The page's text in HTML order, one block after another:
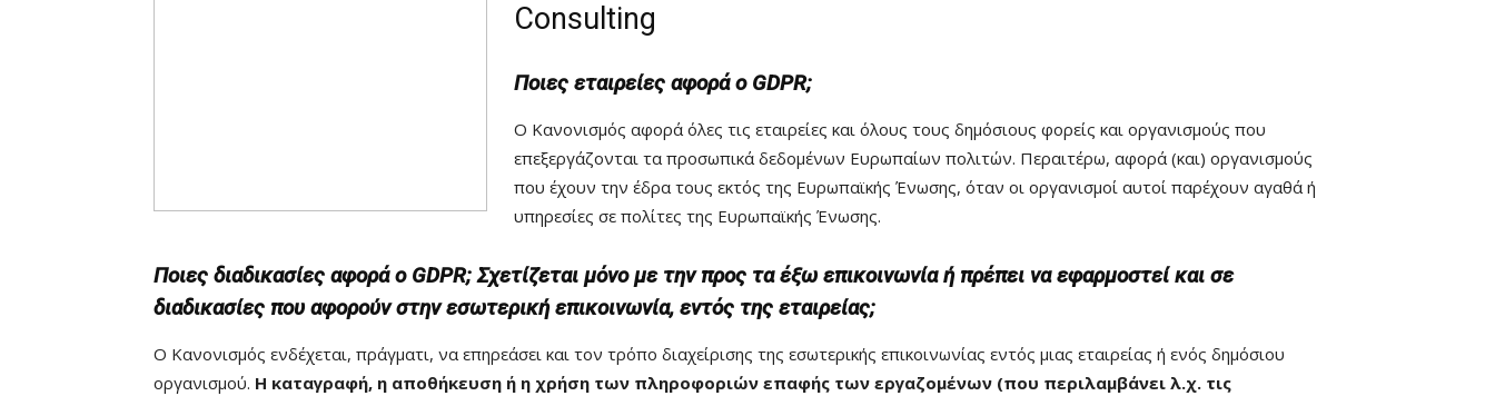
Consulting
Ποιες εταιρείες αφορά ο GDPR;
Ο Κανονισμός αφορά όλες τις εταιρείες και όλους τους δημόσιους φορείς και οργανισμούς που
επεξεργάζονται τα προσωπικά δεδομένων Ευρωπαίων πολιτών. Περαιτέρω, αφορά (και) οργανισμούς
που έχουν την έδρα τους εκτός της Ευρωπαϊκής Ένωσης, όταν οι οργανισμοί αυτοί παρέχουν αγαθά ή
υπηρεσίες σε πολίτες της Ευρωπαϊκής Ένωσης.
Ποιες διαδικασίες αφορά ο GDPR; Σχετίζεται μόνο με την προς τα έξω επικοινωνία ή πρέπει να εφαρμοστεί και σε
διαδικασίες που αφορούν στην εσωτερική επικοινωνία, εντός της εταιρείας;
O Κανονισμός ενδέχεται, πράγματι, να επηρεάσει και τον τρόπο διαχείρισης της εσωτερικής επικοινωνίας εντός μιας εταιρείας ή ενός δημόσιου
οργανισμού. Η καταγραφή, η αποθήκευση ή η χρήση των πληροφοριών επαφής των εργαζομένων (που περιλαμβάνει λ.χ. τις